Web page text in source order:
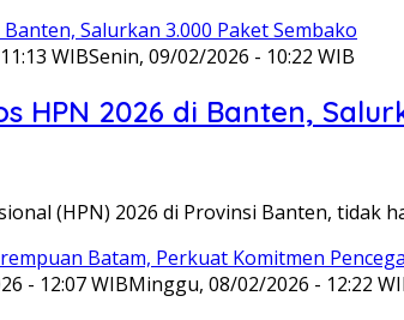
WIBSenin, 09/02/2026 - 10:22 WIB
HPN 2026 di Banten,
(HPN) 2026 di Provinsi Banten, tidak
- 12:07 WIBMinggu, 08/02/2026 - 12:22